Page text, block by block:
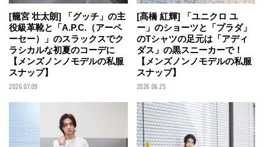
[籠宮 壮太朗] 「グッチ」の主
役級革靴と「A.P.C.（アーペ
ーセー）」のスラックスでク
ラシカルな初夏のコーデに
【メンズノンノモデルの私服
スナップ】
2026.07.09
[髙橋 紅輝] 「ユニクロ ユ
ー」のショーツと「プラダ」
のTシャツの足元は「アディ
ダス」の黒スニーカーで！
【メンズノンノモデルの私服
スナップ】
2026.06.25